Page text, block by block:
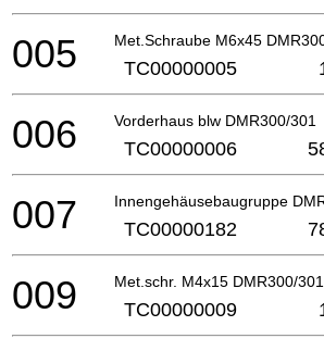
Met.Schraube M6x45
005 TC00000005
Vorderhaus blw DMR300/301
006 TC00000006
Innengehäusebaugruppe
007 TC00000182
Met.schr. M4x15 DMR300/301
009 TC00000009